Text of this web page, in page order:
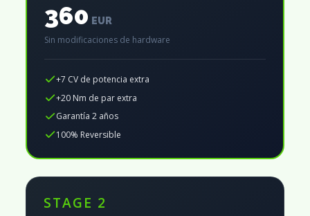
360 EUR
Sin modificaciones de hardware
+7 CV de potencia extra
+20 Nm de par extra
Garantía 2 años
100% Reversible
STAGE 2